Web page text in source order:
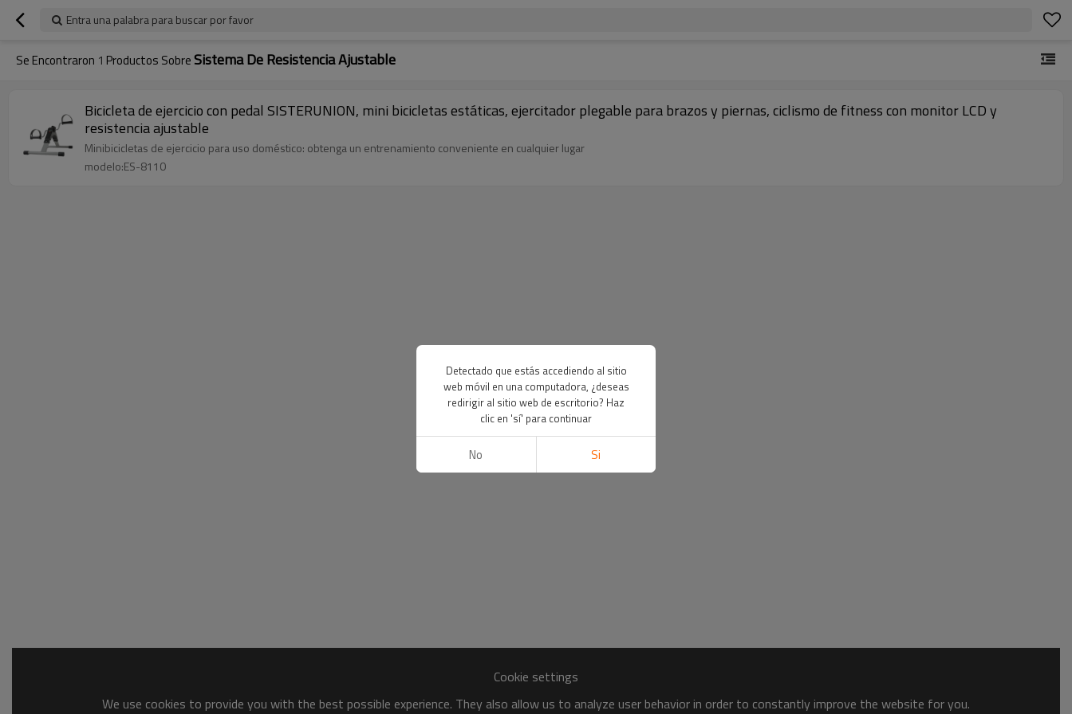
Entra una palabra para buscar por favor
Se Encontraron 1 Productos SobreSistema De Resistencia Ajustable
Bicicleta de ejercicio con pedal SISTERUNION, mini bicicletas estáticas, ejercitador plegable para brazos y piernas, ciclismo de fitness con monitor LCD y
resistencia ajustable
Minibicicletas de ejercicio para uso doméstico: obtenga un entrenamiento conveniente en cualquier lugar
modelo:ES-8110
Cookie settings
We use cookies to provide you with the best possible experience. They also allow us to analyze user behavior in order to constantly improve the website for you.
Detectado que estás accediendo al sitio
web móvil en una computadora, ¿deseas
redirigir al sitio web de escritorio? Haz
clic en 'sí' para continuar
No Si